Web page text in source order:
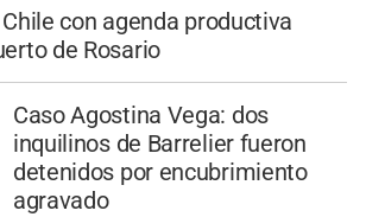
con agenda productiva
de Rosario
Caso Agostina Vega: dos
inquilinos de Barrelier fueron
detenidos por encubrimiento
agravado